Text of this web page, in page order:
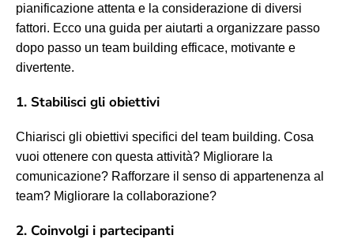
pianificazione attenta e la considerazione di diversi
fattori. Ecco una guida per aiutarti a organizzare passo
dopo passo un team building efficace, motivante e
divertente.
1. Stabilisci gli obiettivi
Chiarisci gli obiettivi specifici del team building. Cosa
vuoi ottenere con questa attività? Migliorare la
comunicazione? Rafforzare il senso di appartenenza al
team? Migliorare la collaborazione?
2. Coinvolgi i partecipanti